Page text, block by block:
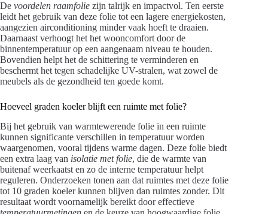
De voordelen raamfolie zijn talrijk en impactvol. Ten eerste
leidt het gebruik van deze folie tot een lagere energiekosten,
aangezien airconditioning minder vaak hoeft te draaien.
Daarnaast verhoogt het het wooncomfort door de
binnentemperatuur op een aangenaam niveau te houden.
Bovendien helpt het de schittering te verminderen en
beschermt het tegen schadelijke UV-stralen, wat zowel de
meubels als de gezondheid ten goede komt.
Hoeveel graden koeler blijft een ruimte met folie?
Bij het gebruik van warmtewerende folie in een ruimte
kunnen significante verschillen in temperatuur worden
waargenomen, vooral tijdens warme dagen. Deze folie biedt
een extra laag van isolatie met folie, die de warmte van
buitenaf weerkaatst en zo de interne temperatuur helpt
reguleren. Onderzoeken tonen aan dat ruimtes met deze folie
tot 10 graden koeler kunnen blijven dan ruimtes zonder. Dit
resultaat wordt voornamelijk bereikt door effectieve